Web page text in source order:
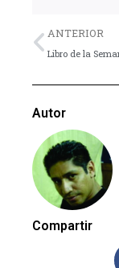
Previo
ANTERIOR
Autor
Compartir